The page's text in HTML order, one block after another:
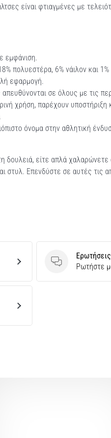
είναι φτιαγμένες με
εμφάνιση.
πολυεστέρα, 6% νάιλον και
εφαρμογή.
σε όλους με τις
χρήση, παρέχουν
όνομα στην αθλητική
δουλειά, είτε απλά χαλαρώνετε
στυλ. Επενδύστε σε αυτές τις
Ερωτήσεις
Ερωτήσεις
Ρωτήστε